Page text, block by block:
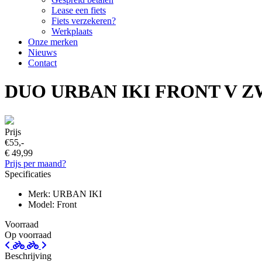
Lease een fiets
Fiets verzekeren?
Werkplaats
Onze merken
Nieuws
Contact
DUO URBAN IKI FRONT V
Prijs
€55,-
€ 49,99
Prijs per maand?
Specificaties
Merk: URBAN IKI
Model: Front
Voorraad
Op voorraad
Beschrijving